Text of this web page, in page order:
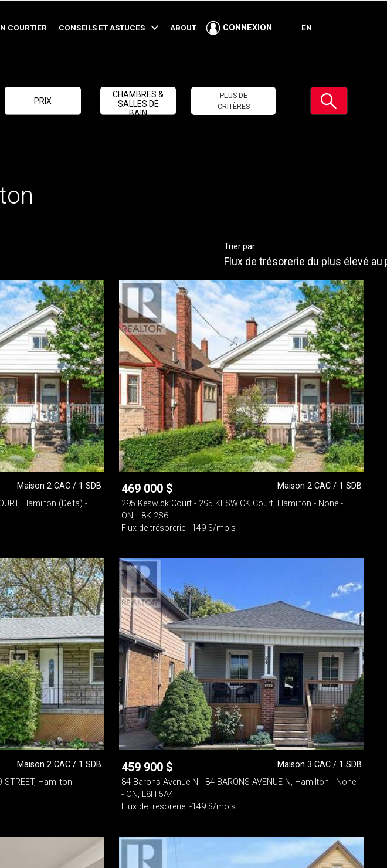
COURTIER CONSEILS ET ASTUCES ABOUT CONNEXION EN
PRIX
CHAMBRES &
SALLES DE
BAIN
PLUS DE
CRITÈRES
Soumettre
Trier par:
Flux de trésorerie du plus élevé au
Maison 2 CAC / 1 SDB
Hamilton (Delta) -
469 000 $
Maison 2 CAC / 1 SDB
295 Keswick Court - 295 KESWICK Court, Hamilton - None -
ON, L8K 2S6
Flux de trésorerie: -149 $/mois
Maison 2 CAC / 1 SDB
STREET, Hamilton -
459 900 $
Maison 3 CAC / 1 SDB
84 Barons Avenue N - 84 BARONS AVENUE N, Hamilton - None
- ON, L8H 5A4
Flux de trésorerie: -149 $/mois